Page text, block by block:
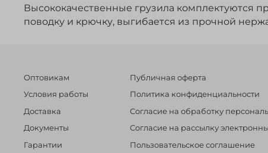
Высококачественные грузила комплектуются
поводку и крючку, выгибается из прочной
Оптовикам
Условия работы
Доставка
Документы
Гарантии
Публичная оферта
Политика конфиденциальности
Согласие на обработку
Согласие на рассылку
Пользовательское соглашение